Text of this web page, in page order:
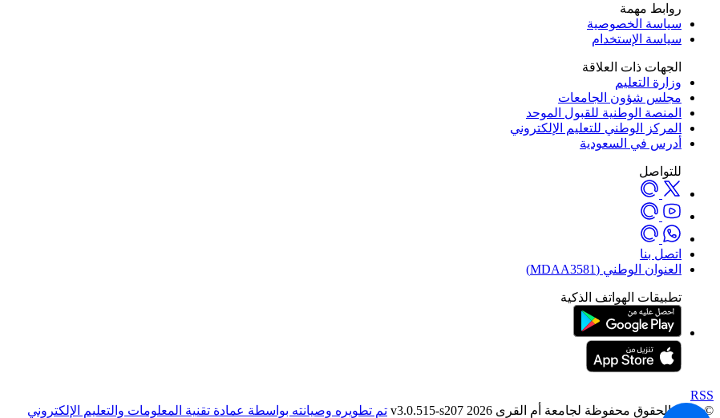
روابط مهمة
سياسة الخصوصية
سياسة الإستخدام
الجهات ذات العلاقة
وزارة التعليم
مجلس شؤون الجامعات
المنصة الوطنية للقبول الموحد
المركز الوطني للتعليم الإلكتروني
أدرس في السعودية
للتواصل
اتصل بنا
العنوان الوطني (MDAA3581)
تطبيقات الهواتف الذكية
RSS
© جميع الحقوق محفوظة لجامعة أم القرى 2026 v3.0.515-s207
تم تطويره وصيانته بواسطة عمادة تقنية المعلومات والتعليم الإلكتروني